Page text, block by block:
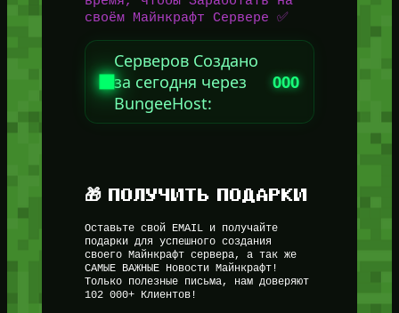
своём Майнкрафт Сервере ✅
Серверов Создано
за сегодня через
BungeeHost:
000
🎁 ПОЛУЧИТЬ ПОДАРКИ
Оставьте свой EMAIL и получайте
подарки для успешного создания
своего Майнкрафт сервера, а так же
САМЫЕ ВАЖНЫЕ Новости Майнкрафт!
Только полезные письма, нам доверяют
102 000+ Клиентов!